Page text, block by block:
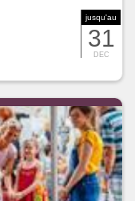
jusqu'au
31
DEC